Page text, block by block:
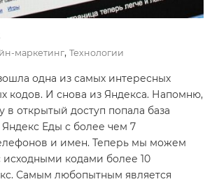
маркетинг,Технологии
одна из самых интересных
кодов. И снова из Яндекса. Напомню,
в открытый доступ попала база
Яндекс Еды с более чем 7
и имен. Теперь мы можем
исходными кодами более 10
Самым любопытным является